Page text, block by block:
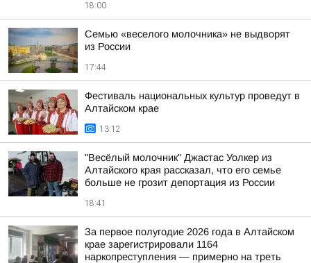
18:00
Семью «веселого молочника» не выдворят
из России
17:44
Фестиваль национальных культур проведут в
Алтайском крае
13:12
"Весёлый молочник" Джастас Уолкер из
Алтайского края рассказал, что его семье
больше не грозит депортация из России
18:41
За первое полугодие 2026 года в Алтайском
крае зарегистрировали 1164
наркопреступления — примерно на треть